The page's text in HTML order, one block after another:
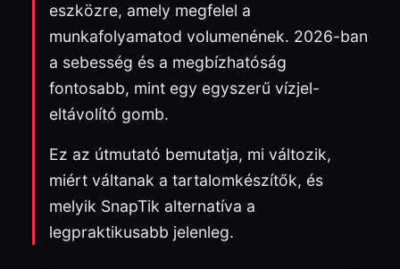
eszközre, amely megfelel a
munkafolyamatod volumenének. 2026-ban
a sebesség és a megbízhatóság
fontosabb, mint egy egyszerű vízjel-
eltávolító gomb.
Ez az útmutató bemutatja, mi változik,
miért váltanak a tartalomkészítők, és
melyik SnapTik alternatíva a
legpraktikusabb jelenleg.